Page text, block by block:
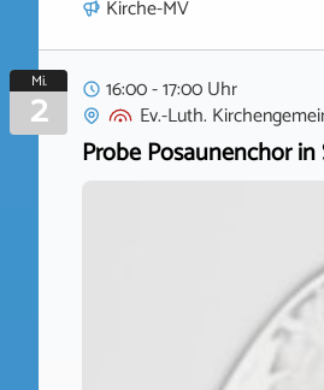
Kirche-MV
Mi.
2
16:00 - 17:00 Uhr
Ev.-Luth.
Probe Posaunenchor